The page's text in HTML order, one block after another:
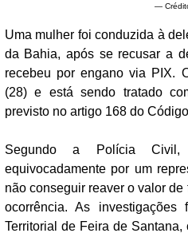
—
Uma mulher foi conduzida à
da Bahia, após se recusar a
recebeu por engano via PIX.
(28) e está sendo tratado
previsto no artigo 168 do
Segundo a Polícia Civil,
equivocadamente por um
não conseguir reaver o valor
ocorrência. As
Territorial de Feira de